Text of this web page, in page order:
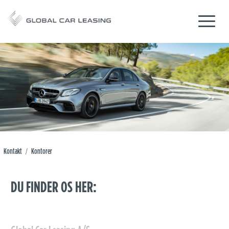
Kontakt / Kontorer
DU FINDER OS HER: